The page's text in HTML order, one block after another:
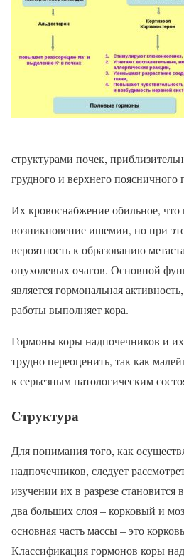
структурами почек,
грудного и верхнего поясничного
Их кровоснабжение обильное, что
возникновение ишемии, но при
вероятность к образованию
опухолевых очагов. Основной
является гормональная
работы выполняет кора.
Гормоны коры надпочечников и
трудно переоценить, так как
к серьезным патологическим
Структура
Для понимания того, как
надпочечников, следует
изучении их в разрезе становится
два больших слоя – корковый и
основная часть массы – это
Классификация гормонов коры